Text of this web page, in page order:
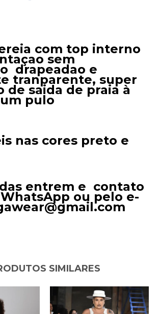
com top interno
sem
drapeadao e
tranparente, super
de saida de praia à
pulo
nas cores preto e
entrem e contato
ou pelo e-
SIMILARES